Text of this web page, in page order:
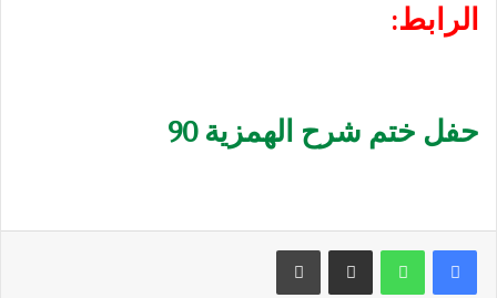
الرابط:
حفل ختم شرح الهمزية 90
مشاركة عبر البريد